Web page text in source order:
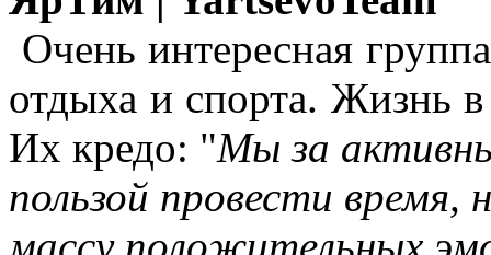
Очень интересная
отдыха и спорта. Жизнь
Их кредо: "Мы за
пользой провести время,
массу положительных